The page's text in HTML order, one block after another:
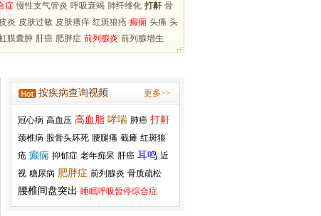
症 慢性支气管炎 呼吸衰竭 肺纤维化 打鼾 骨
皮炎 皮肤过敏 皮肤瘙痒 红斑狼疮 癫痫 头痛 头
膜囊肿 肝癌 肥胖症 前列腺炎 前列腺增生
按疾病查询视频 更多>>
冠心病 高血压 高血脂 哮喘 肺癌 打鼾
颈椎病 股骨头坏死 腰腿痛 截瘫 红斑狼
疮 癫痫 抑郁症 老年痴呆 肝癌 耳鸣 近
视 糖尿病 肥胖症 前列腺炎 骨质疏松
腰椎间盘突出 睡眠呼吸暂停综合症